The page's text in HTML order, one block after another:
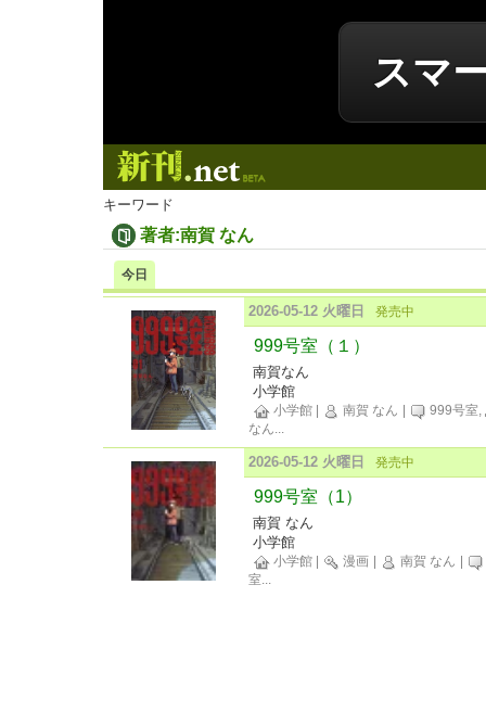
スマ
キーワード
著者:南賀 なん
今日
2026-05-12 火曜日 発売中
999号室（１）
南賀なん
小学館
小学館 南賀 なん
999号室,
なん...
2026-05-12 火曜日 発売中
999号室（1）
南賀 なん
小学館
小学館 漫画 南賀 なん
室...